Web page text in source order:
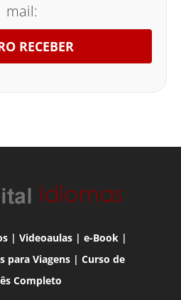
mail:
RECEBER
| Videoaulas| e-Book|
para Viagens |Curso de
Completo